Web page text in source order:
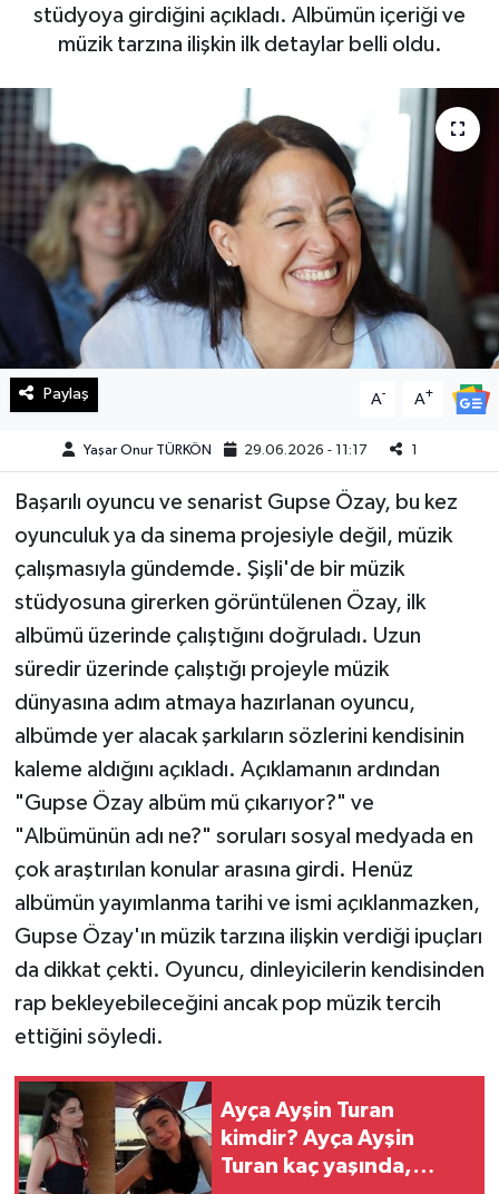
stüdyoya girdiğini açıkladı. Albümün içeriği ve
müzik tarzına ilişkin ilk detaylar belli oldu.
Paylaş A- A+
Yaşar Onur TÜRKÖN 29.06.2026 - 11:17 1
Başarılı oyuncu ve senarist Gupse Özay, bu kez
oyunculuk ya da sinema projesiyle değil, müzik
çalışmasıyla gündemde. Şişli'de bir müzik
stüdyosuna girerken görüntülenen Özay, ilk
albümü üzerinde çalıştığını doğruladı. Uzun
süredir üzerinde çalıştığı projeyle müzik
dünyasına adım atmaya hazırlanan oyuncu,
albümde yer alacak şarkıların sözlerini kendisinin
kaleme aldığını açıkladı. Açıklamanın ardından
"Gupse Özay albüm mü çıkarıyor?" ve
"Albümünün adı ne?" soruları sosyal medyada en
çok araştırılan konular arasına girdi. Henüz
albümün yayımlanma tarihi ve ismi açıklanmazken,
Gupse Özay'ın müzik tarzına ilişkin verdiği ipuçları
da dikkat çekti. Oyuncu, dinleyicilerin kendisinden
rap bekleyebileceğini ancak pop müzik tercih
ettiğini söyledi.
Ayça Ayşin Turan
kimdir? Ayça Ayşin
Turan kaç yaşında,
Haberde İnsan
Magazin
Manşet Altı
Manşetler
Resmi İlan
Sağlık
Spor
SürManşet
Teknoloji
Yaşam
KAHRAMANMARAŞ